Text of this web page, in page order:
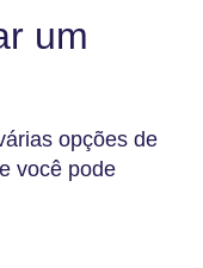
um
opções de
você pode